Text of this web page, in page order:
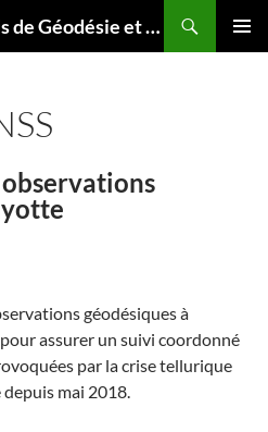
Comité National Français de Géodésie et Géophysique
géodésiques à
assurer un suivi coordonné
par la crise tellurique
depuis mai 2018.